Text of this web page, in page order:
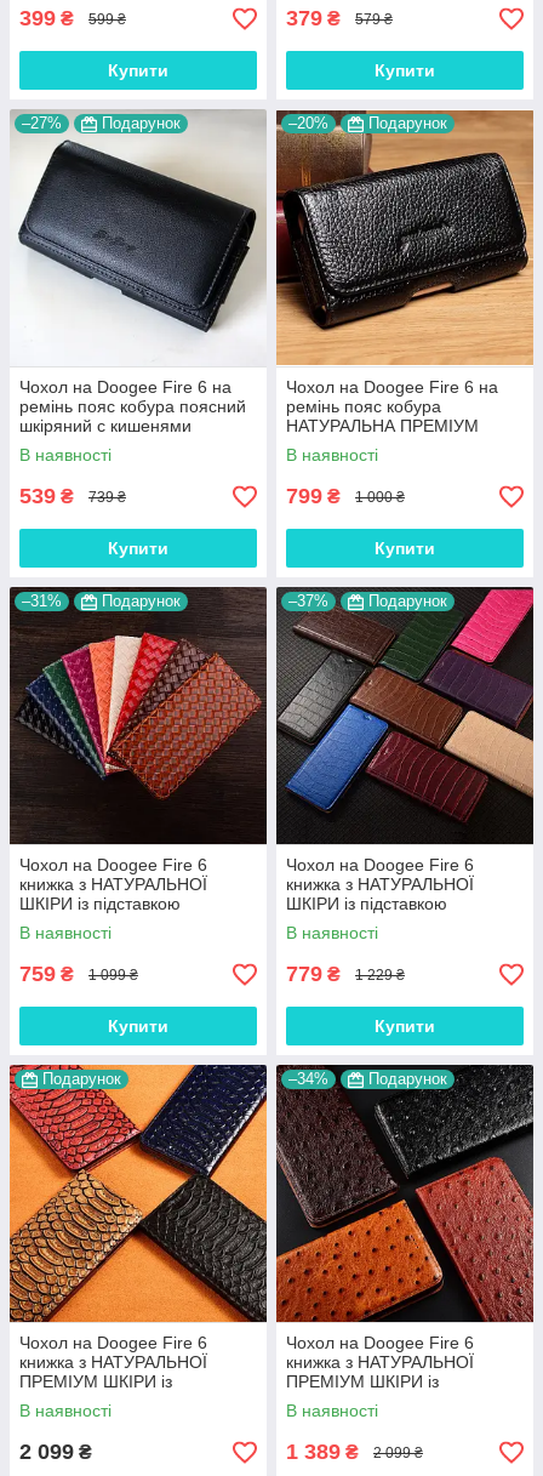
399 ₴ 599 ₴
Купити
379 ₴ 579 ₴
Купити
–27% Подарунок
Чохол на Doogee Fire 6 на
ремінь пояс кобура поясний
шкіряний c кишенями
"RAMOS"
В наявності
539 ₴ 739 ₴
Купити
–20% Подарунок
Чохол на Doogee Fire 6 на
ремінь пояс кобура
НАТУРАЛЬНА ПРЕМІУМ
ШКІРА "FLOTAR"
В наявності
799 ₴ 1 000 ₴
Купити
–31% Подарунок
Чохол на Doogee Fire 6
книжка з НАТУРАЛЬНОЇ
ШКІРИ із підставкою
візитницею протиударний
магнітний "VENETTA"
В наявності
759 ₴ 1 099 ₴
Купити
–37% Подарунок
Чохол на Doogee Fire 6
книжка з НАТУРАЛЬНОЇ
ШКІРИ із підставкою
візитницею протиударний
магнітний "LUXOR"
В наявності
779 ₴ 1 229 ₴
Купити
Подарунок
Чохол на Doogee Fire 6
книжка з НАТУРАЛЬНОЇ
ПРЕМІУМ ШКІРИ із
підставкою протиударний
магнітний "PYTHON"
В наявності
2 099 ₴
–34% Подарунок
Чохол на Doogee Fire 6
книжка з НАТУРАЛЬНОЇ
ПРЕМІУМ ШКІРИ із
підставкою протиударний
магнітний "OSTRICH"
В наявності
1 389 ₴ 2 099 ₴